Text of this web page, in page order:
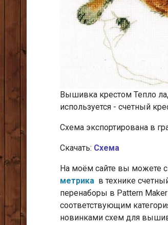
Вышивка крестом Тепло
используется - счетный
Cхема экспортирована в
Скачать: Схема
На моём сайте вы можете
метрика в технике
перенаборы в Pattern
соответствующим
новинками схем для